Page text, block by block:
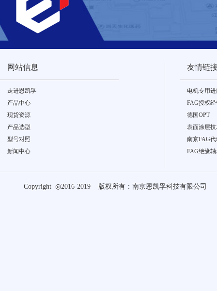
网站信息
走进恩凯孚
产品中心
现货资源
产品选型
型号对照
新闻中心
友情链
电机专用
FAG授权
德国OPT
表面涂层
南京FAG
FAG绝缘
Copyright ◎2016-2019 版权所有：南京恩凯孚科技有限公